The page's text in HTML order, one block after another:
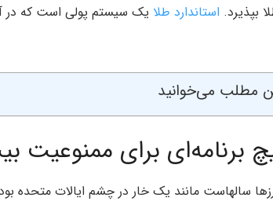
بپذیرد. استاندارد طلا یک سیستم پولی است که در
مطلب می‌خوانید
برنامه‌ای برای ممنوعیت
سالهاست مانند یک خار در چشم ایالات متحده